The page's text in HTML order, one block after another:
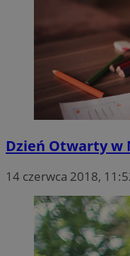
Dzień Otwarty w
14 czerwca 2018,